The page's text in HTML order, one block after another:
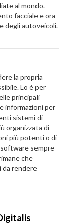
al mondo.
facciale e ora
degli autoveicoli.
la propria
Lo è per
principali
informazioni per
sistemi di
organizzata di
più potenti o di
sempre
che
da rendere